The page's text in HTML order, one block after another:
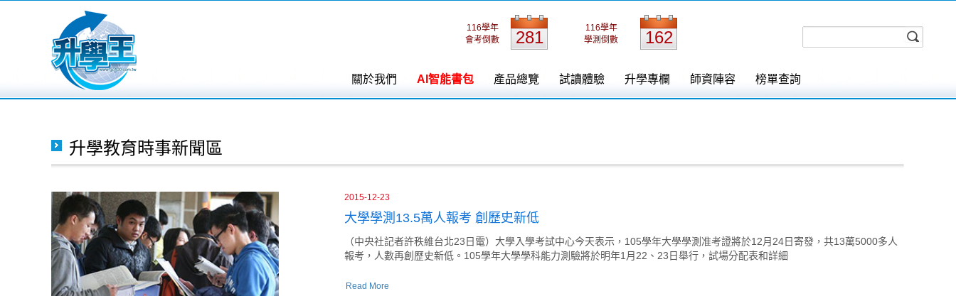
關於我們 AI智能書包 產品總覽 試讀體驗 升學專欄 師資陣容 榜單查詢
116學年
會考倒數
281
116學年
學測倒數
162
升學教育時事新聞區
2015-12-23
大學學測13.5萬人報考 創歷史新低
（中央社記者許秩維台北23日電）大學入學考試中心今天表示，105學年大學學測准考證將於12月24日寄發，共13萬5000多人
報考，人數再創歷史新低。105學年大學學科能力測驗將於明年1月22、23日舉行，試場分配表和詳細
Read More